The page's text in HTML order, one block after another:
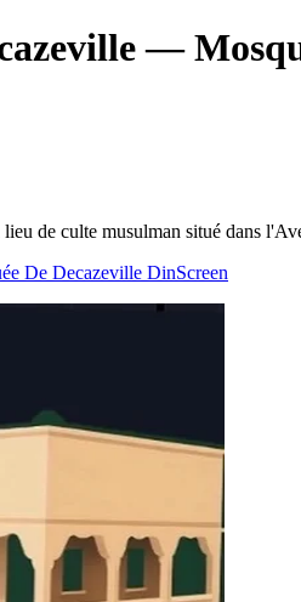
—
de culte musulman situé dans
De Decazeville DinScreen